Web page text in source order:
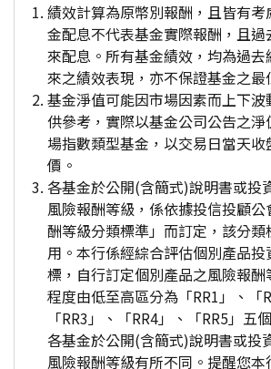
績效計算為原幣別報酬，且皆有考
金配息不代表基金實際報酬，且過
來配息。所有基金績效，均為過去
來之績效表現，亦不保證基金之最
基金淨值可能因市場因素而上下
供參考，實際以基金公司公告之淨
場指數類型基金，以交易日當天
價。
各基金於公開(含簡式)說明書或投
風險報酬等級，係依據投信投顧
酬等級分類標準」而訂定，該分
用。本行係經綜合評估個別產品
標，自行訂定個別產品之風險報酬
程度由低至高區分為「RR1」、「
「RR3」、「RR4」、「RR5」五
各基金於公開(含簡式)說明書或投
風險報酬等級有所不同。提醒您